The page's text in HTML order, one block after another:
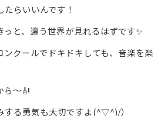
らいいんです！
と、違う世界が見れるはずです✨
クールでドキドキしても、音楽を楽
ら～🎻
する勇気も大切ですよ(^▽^)/）